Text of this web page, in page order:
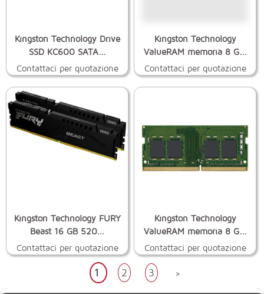
Kingston Technology Drive
SSD KC600 SATA...
Contattaci per quotazione
Kingston Technology
ValueRAM memoria 8 G...
Contattaci per quotazione
Kingston Technology FURY
Beast 16 GB 520...
Contattaci per quotazione
Kingston Technology
ValueRAM memoria 8 G...
Contattaci per quotazione
1 2 3 >